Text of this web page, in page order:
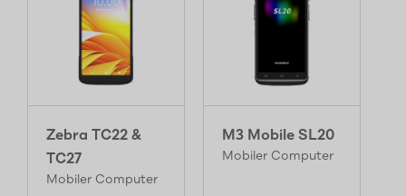
Zebra TC22 &
TC27
Mobiler Computer
M3 Mobile SL20
Mobiler Computer